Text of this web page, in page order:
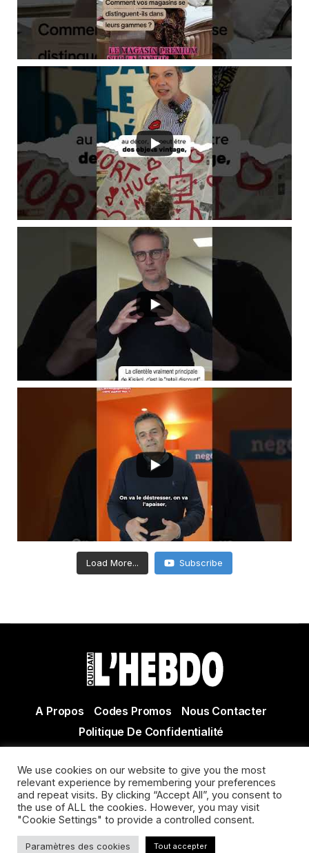
Load More... Subscribe
A Propos Codes Promos
Nous Contacter
Politique De Confidentialité
Actualité Agen - Actualité en lot et Garonne - Actualité
Villeneuve sur Lot
We use cookies on our website to give you the most
relevant experience by remembering your preferences
and repeat visits. By clicking “Accept All”, you consent to
the use of ALL the cookies. However, you may visit
"Cookie Settings" to provide a controlled consent.
Paramètres des cookies Tout accepter